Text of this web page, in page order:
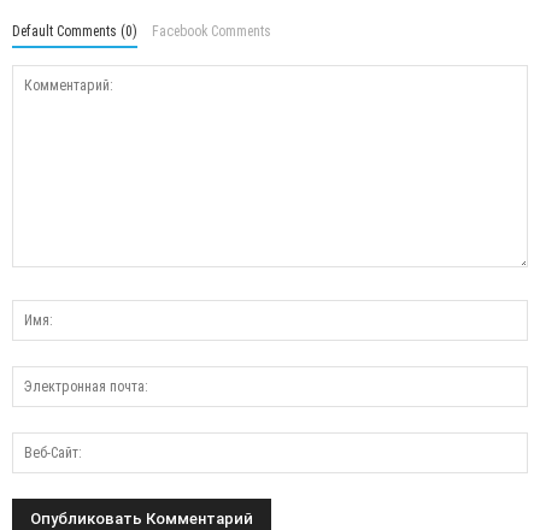
Default Comments (0) Facebook Comments